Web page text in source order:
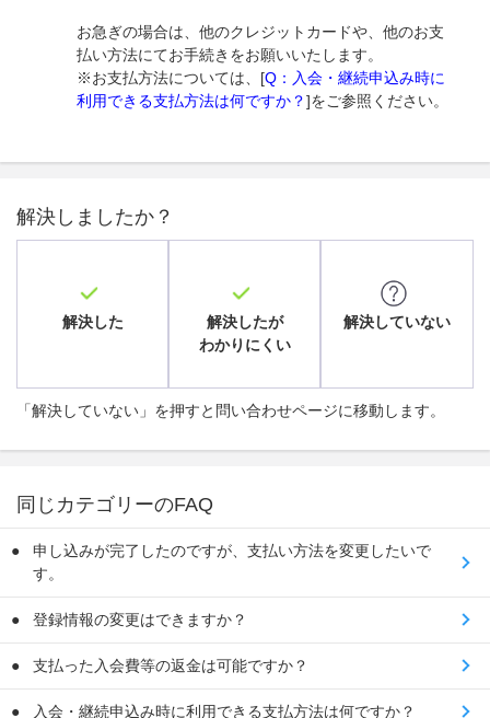
お急ぎの場合は、他のクレジットカードや、他のお支
払い方法にてお手続きをお願いいたします。
※お支払方法については、[Q：入会・継続申込み時に
利用できる支払方法は何ですか？]をご参照ください。
解決しましたか？
解決した
解決したが
わかりにくい
解決していない
「解決していない」を押すと問い合わせページに移動します。
同じカテゴリーのFAQ
申し込みが完了したのですが、支払い方法を変更したいで
す。
登録情報の変更はできますか？
支払った入会費等の返金は可能ですか？
入会・継続申込み時に利用できる支払方法は何ですか？